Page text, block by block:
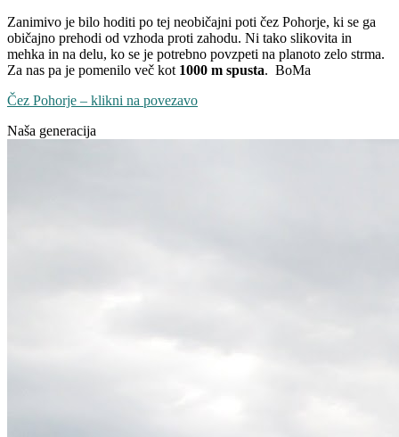
Zanimivo je bilo hoditi po tej neobičajni poti čez Pohorje, ki se ga
običajno prehodi od vzhoda proti zahodu. Ni tako slikovita in
mehka in na delu, ko se je potrebno povzpeti na planoto zelo strma.
Za nas pa je pomenilo več kot 1000 m spusta. BoMa
Čez Pohorje – klikni na povezavo
Naša generacija